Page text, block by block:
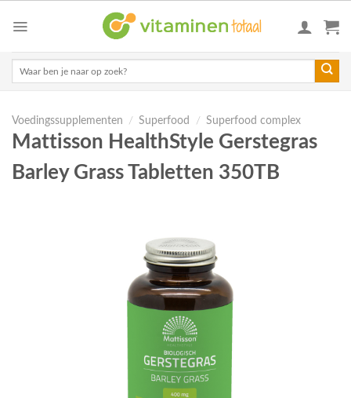
Voedingssupplementen / Superfood / Superfood complex
Mattisson HealthStyle Gerstegras
Barley Grass Tabletten 350TB